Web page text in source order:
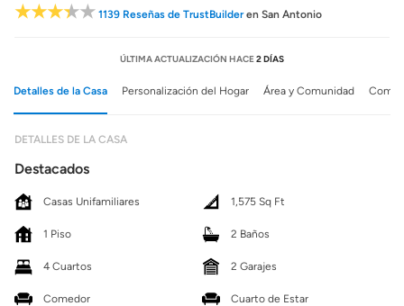
1139 Reseñas de TrustBuilderen San Antonio
ÚLTIMA ACTUALIZACIÓN HACE2 DÍAS
Detalles de la Casa Personalización del Hogar Área y Comunidad
DETALLES DE LA CASA
Destacados
Casas Unifamiliares 1,575 Sq Ft
1 Piso 2 Baños
4 Cuartos 2 Garajes
Comedor Cuarto de Estar